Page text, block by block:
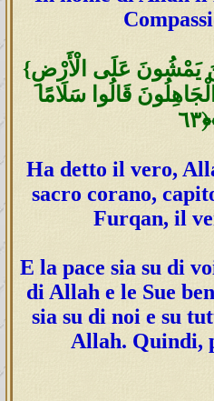
{وَعِبَادُ الرَّحْمَـٰنِ الَّذِينَ يَمْشُونَ عَلَى الْأَرْضِ
قَالُوا سَلَامًا
Ha detto il vero,
sacro corano,
Furqan, il
E la pace sia su di
di Allah e le Sue
sia su di noi e su
Allah. Quindi,